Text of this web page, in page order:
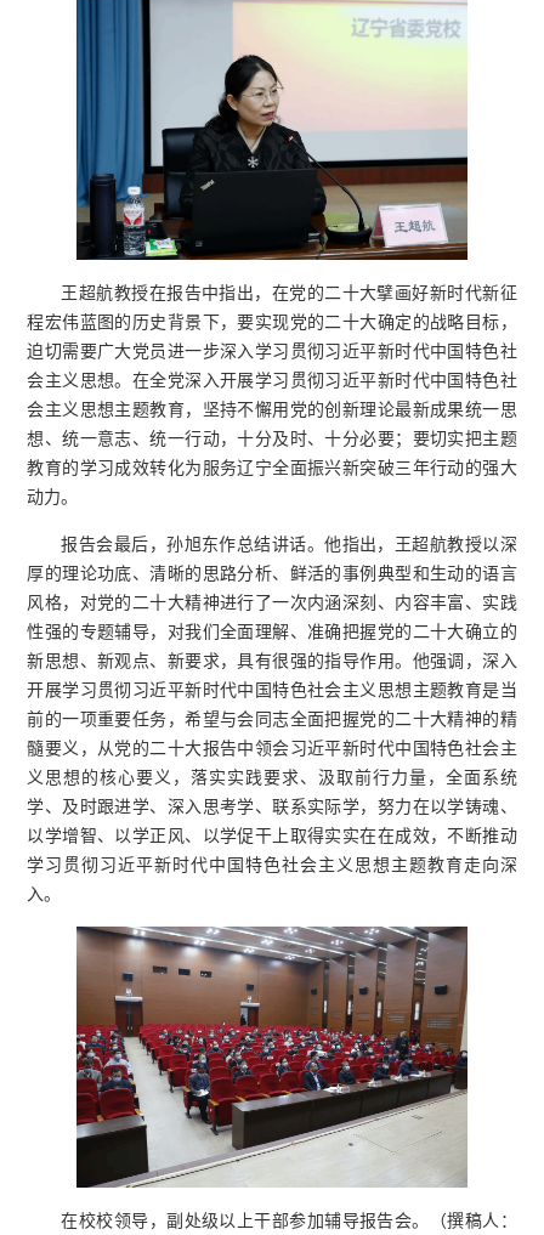
王超航教授在报告中指出，在党的二十大擘画好新时代新征
程宏伟蓝图的历史背景下，要实现党的二十大确定的战略目标，
迫切需要广大党员进一步深入学习贯彻习近平新时代中国特色社
会主义思想。在全党深入开展学习贯彻习近平新时代中国特色社
会主义思想主题教育，坚持不懈用党的创新理论最新成果统一思
想、统一意志、统一行动，十分及时、十分必要；要切实把主题
教育的学习成效转化为服务辽宁全面振兴新突破三年行动的强大
动力。
报告会最后，孙旭东作总结讲话。他指出，王超航教授以深
厚的理论功底、清晰的思路分析、鲜活的事例典型和生动的语言
风格，对党的二十大精神进行了一次内涵深刻、内容丰富、实践
性强的专题辅导，对我们全面理解、准确把握党的二十大确立的
新思想、新观点、新要求，具有很强的指导作用。他强调，深入
开展学习贯彻习近平新时代中国特色社会主义思想主题教育是当
前的一项重要任务，希望与会同志全面把握党的二十大精神的精
髓要义，从党的二十大报告中领会习近平新时代中国特色社会主
义思想的核心要义，落实实践要求、汲取前行力量，全面系统
学、及时跟进学、深入思考学、联系实际学，努力在以学铸魂、
以学增智、以学正风、以学促干上取得实实在在成效，不断推动
学习贯彻习近平新时代中国特色社会主义思想主题教育走向深
入。
在校校领导，副处级以上干部参加辅导报告会。（撰稿人：